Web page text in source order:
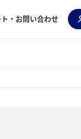
・お問い合わせ